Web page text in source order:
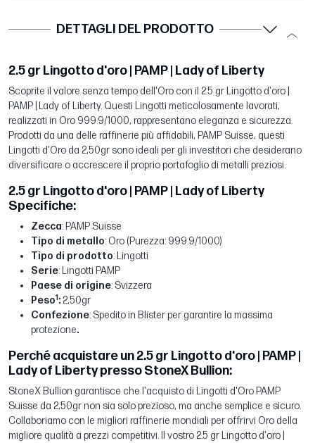
DETTAGLI DEL PRODOTTO
2.5 gr Lingotto d'oro | PAMP | Lady of Liberty
Scoprite il valore senza tempo dell'Oro con il 2.5 gr Lingotto d'oro |
PAMP | Lady of Liberty. Questi Lingotti meticolosamente lavorati,
realizzati in Oro 999.9/1000, rappresentano eleganza e sicurezza.
Prodotti da una delle raffinerie più affidabili, PAMP Suisse, questi
Lingotti d'Oro da 2,50gr sono ideali per gli investitori che desiderano
diversificare o accrescere il proprio portafoglio di metalli preziosi.
2.5 gr Lingotto d'oro | PAMP | Lady of Liberty
Specifiche:
Zecca: PAMP Suisse
Tipo di metallo: Oro (Purezza: 999.9/1000)
Tipo di prodotto: Lingotti
Serie: Lingotti PAMP
Paese di origine: Svizzera
Peso1: 2,50gr
Confezione: Spedito in Blister per garantire la massima
protezione.
Perché acquistare un 2.5 gr Lingotto d'oro | PAMP |
Lady of Liberty presso StoneX Bullion:
StoneX Bullion garantisce che l'acquisto di Lingotti d'Oro PAMP
Suisse da 2,50gr non sia solo prezioso, ma anche semplice e sicuro.
Collaboriamo con le migliori raffinerie mondiali per offrirvi Oro della
migliore qualità a prezzi competitivi. Il vostro 2.5 gr Lingotto d'oro |